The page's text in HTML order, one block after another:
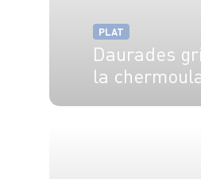
PLAT
Daurades
la